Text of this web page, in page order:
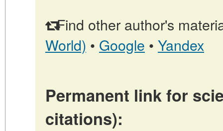
Find other author's
World) • Google • Yandex
Permanent link for
citations):